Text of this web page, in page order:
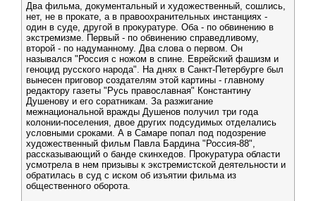
Два фильма, документальный и художественный, сошлись,
нет, не в прокате, а в правоохранительных инстанциях -
один в суде, другой в прокуратуре. Оба - по обвинению в
экстремизме. Первый - по обвинению справедливому,
второй - по надуманному. Два слова о первом. Он
назывался "Россия с ножом в спине. Еврейский фашизм и
геноцид русского народа". На днях в Санкт-Петербурге был
вынесен приговор создателям этой картины - главному
редактору газеты "Русь православная" Константину
Душенову и его соратникам. За разжигание
межнациональной вражды Душенов получил три года
колонии-поселения, двое других подсудимых отделались
условными сроками. А в Самаре попал под подозрение
художественный фильм Павла Бардина "Россия-88",
рассказывающий о банде скинхедов. Прокуратура области
усмотрела в нем призывы к экстремистской деятельности и
обратилась в суд с иском об изъятии фильма из
общественного оборота.